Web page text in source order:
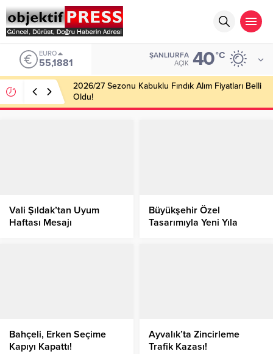
ALTIN
6.660,55
ŞANLIURFA
AÇIK 40°C
2026/27 Sezonu Kabuklu Fındık Alım Fiyatları Belli
Oldu!
Vali Şıldak’tan Uyum
Haftası Mesajı
Büyükşehir Özel
Tasarımıyla Yeni Yıla
Bahçeli, Erken Seçime
Kapıyı Kapattı!
Ayvalık’ta Zincirleme
Trafik Kazası!